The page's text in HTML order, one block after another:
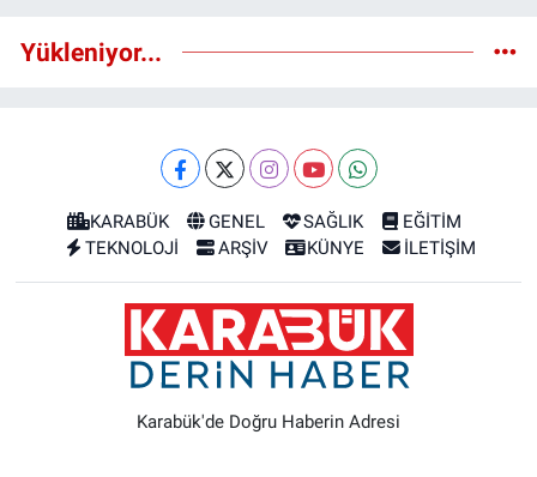
Yükleniyor...
KARABÜK GENEL SAĞLIK
EĞİTİM
TEKNOLOJİ
ARŞİV KÜNYE İLETİŞİM
Karabük'de Doğru Haberin Adresi